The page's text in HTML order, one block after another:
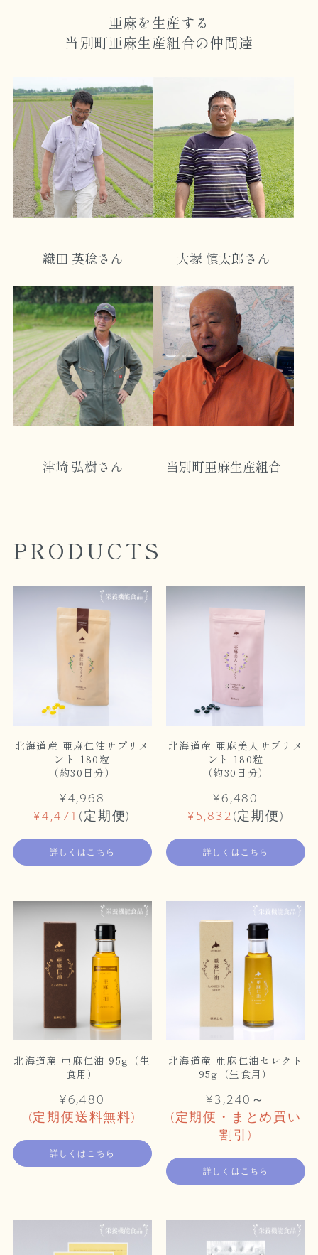
亜麻を生産する
当別町亜麻生産組合の仲間達
織田 英稔さん 大塚 慎太郎さん
津崎 弘樹さん 当別町亜麻生産組合
PRODUCTS
北海道産 亜麻仁油サプリメ
ント 180粒
（約30日分）
¥4,968
¥4,471 (定期便)
詳しくはこちら
北海道産 亜麻美人サプリメ
ント 180粒
（約30日分）
¥6,480
¥5,832(定期便)
詳しくはこちら
北海道産 亜麻仁油 95g（生
食用）
¥6,480
(定期便送料無料)
詳しくはこちら
北海道産 亜麻仁油セレクト
95g（生食用）
¥3,240～
(定期便・まとめ買い
割引)
詳しくはこちら